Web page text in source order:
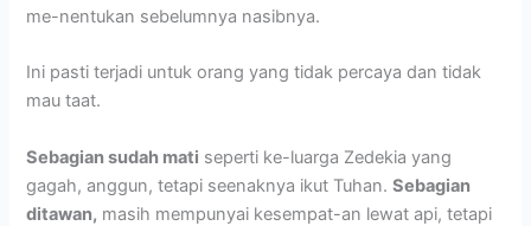
me-nentukan sebelumnya nasibnya.
Ini pasti terjadi untuk orang yang tidak percaya dan tidak
mau taat.
Sebagian sudah mati seperti ke-luarga Zedekia yang
gagah, anggun, tetapi seenaknya ikut Tuhan.Sebagian
ditawan, masih mempunyai kesempat-an lewat api, tetapi